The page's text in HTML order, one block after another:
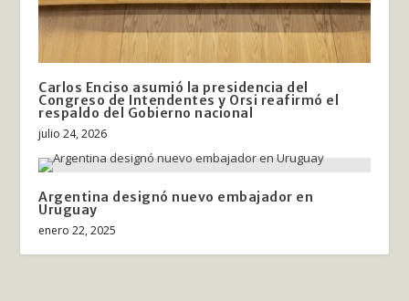
Carlos Enciso asumió la presidencia del
Congreso de Intendentes y Orsi reafirmó el
respaldo del Gobierno nacional
julio 24, 2026
Argentina designó nuevo embajador en
Uruguay
enero 22, 2025